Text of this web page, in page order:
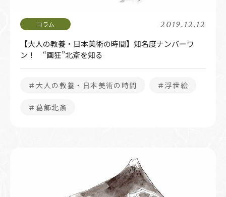
2019.12.12
【大人の教養・日本美術の時間】知名度ナンバーワ
ン！ “画狂”北斎を知る
＃大人の教養・日本美術の時間 ＃浮世絵
＃葛飾北斎